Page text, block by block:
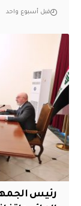
قبل أسبوع واحد
رئيس